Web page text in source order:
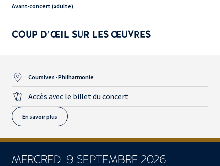
Avant-concert (adulte)
COUP D’ŒIL SUR LES ŒUVRES
Coursives - Philharmonie
Accès avec le billet du concert
En savoir plus
MERCREDI 9 SEPTEMBRE 2026